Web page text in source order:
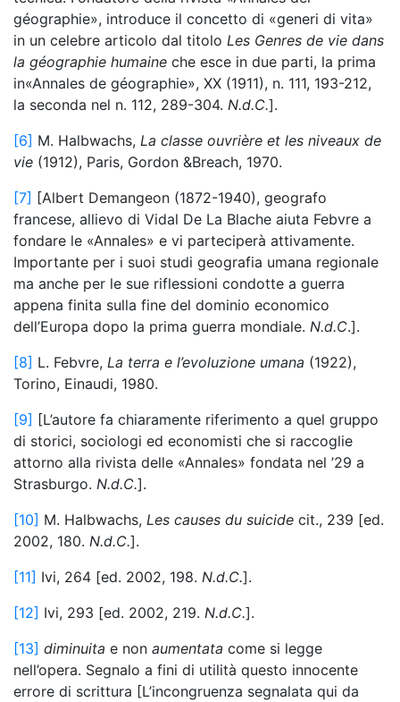
géographie», introduce il concetto di «generi di vita»
in un celebre articolo dal titolo Les Genres de vie dans
la géographie humaine che esce in due parti, la prima
in«Annales de géographie», XX (1911), n. 111, 193-212,
la seconda nel n. 112, 289-304. N.d.C.].
[6] M. Halbwachs, La classe ouvrière et les niveaux de
vie (1912), Paris, Gordon &Breach, 1970.
[7] [Albert Demangeon (1872-1940), geografo
francese, allievo di Vidal De La Blache aiuta Febvre a
fondare le «Annales» e vi parteciperà attivamente.
Importante per i suoi studi geografia umana regionale
ma anche per le sue riflessioni condotte a guerra
appena finita sulla fine del dominio economico
dell’Europa dopo la prima guerra mondiale. N.d.C.].
[8] L. Febvre, La terra e l’evoluzione umana (1922),
Torino, Einaudi, 1980.
[9] [L’autore fa chiaramente riferimento a quel gruppo
di storici, sociologi ed economisti che si raccoglie
attorno alla rivista delle «Annales» fondata nel ’29 a
Strasburgo. N.d.C.].
[10] M. Halbwachs, Les causes du suicide cit., 239 [ed.
2002, 180. N.d.C.].
[11] Ivi, 264 [ed. 2002, 198. N.d.C.].
[12] Ivi, 293 [ed. 2002, 219. N.d.C.].
[13] diminuita e non aumentata come si legge
nell’opera. Segnalo a fini di utilità questo innocente
errore di scrittura [L’incongruenza segnalata qui da